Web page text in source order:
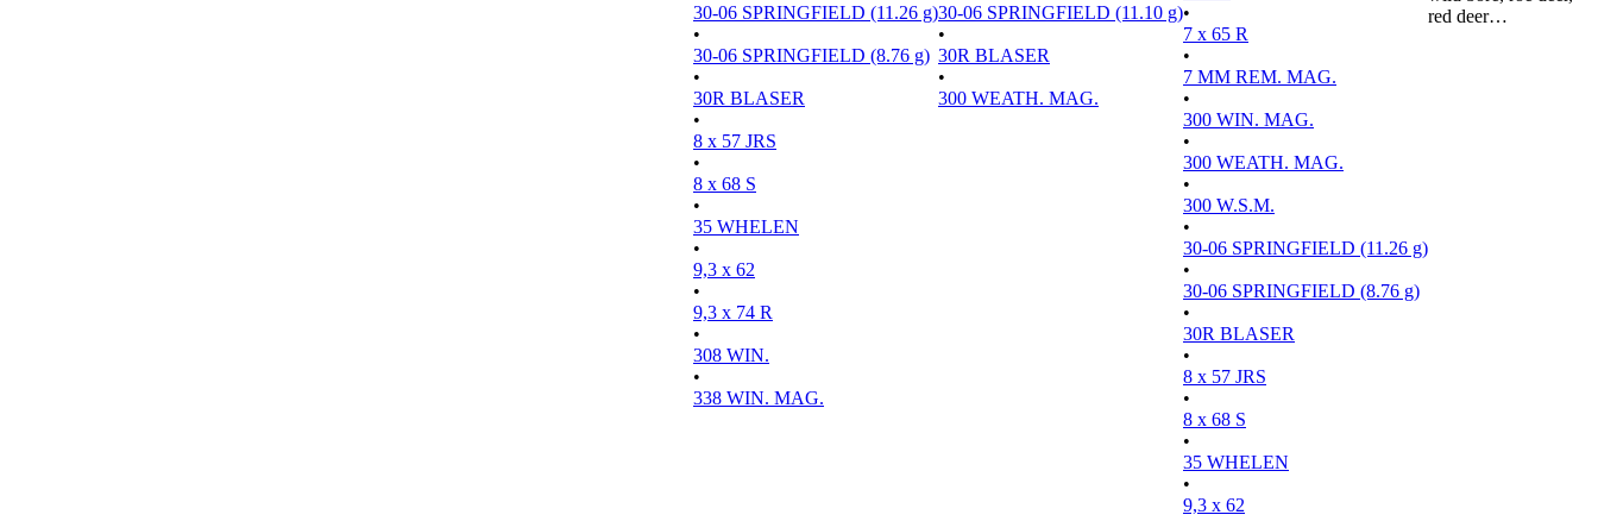
30-06 SPRINGFIELD (11.26 g)
•
30-06 SPRINGFIELD (8.76 g)
•
30R BLASER
•
8 x 57 JRS
•
8 x 68 S
•
35 WHELEN
•
9,3 x 62
•
9,3 x 74 R
•
308 WIN.
•
338 WIN. MAG.
30-06 SPRINGFIELD (11.10 g)
•
30R BLASER
•
300 WEATH. MAG.
•
7 x 65 R
•
7 MM REM. MAG.
•
300 WIN. MAG.
•
300 WEATH. MAG.
•
300 W.S.M.
•
30-06 SPRINGFIELD (11.26 g)
•
30-06 SPRINGFIELD (8.76 g)
•
30R BLASER
•
8 x 57 JRS
•
8 x 68 S
•
35 WHELEN
•
9,3 x 62
red deer…